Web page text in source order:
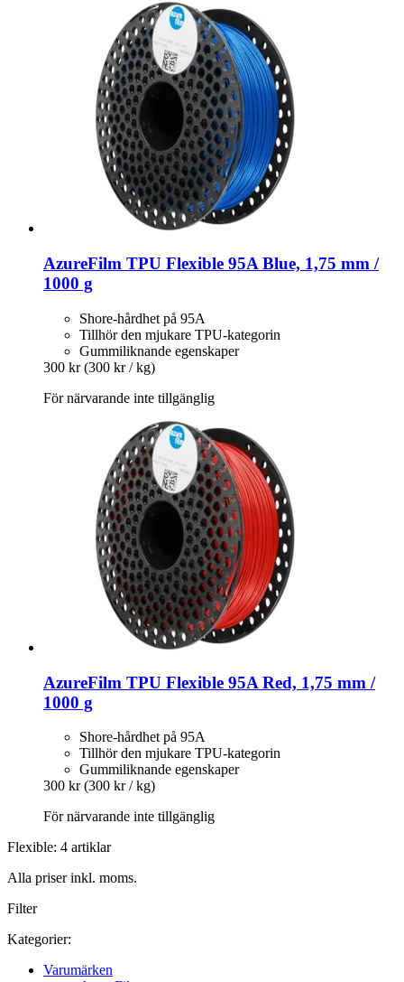
AzureFilm TPU Flexible 95A Blue, 1,75 mm /
1000 g
Shore-hårdhet på 95A
Tillhör den mjukare TPU-kategorin
Gummiliknande egenskaper
300 kr (300 kr / kg)
För närvarande inte tillgänglig
AzureFilm TPU Flexible 95A Red, 1,75 mm /
1000 g
Shore-hårdhet på 95A
Tillhör den mjukare TPU-kategorin
Gummiliknande egenskaper
300 kr (300 kr / kg)
För närvarande inte tillgänglig
Flexible: 4 artiklar
Alla priser inkl. moms.
Filter
Kategorier:
Varumärken